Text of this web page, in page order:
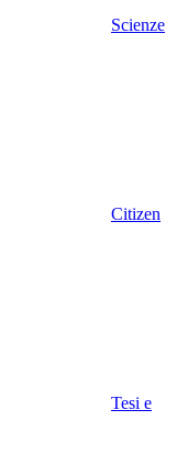
Scienze
Citizen
Tesi e